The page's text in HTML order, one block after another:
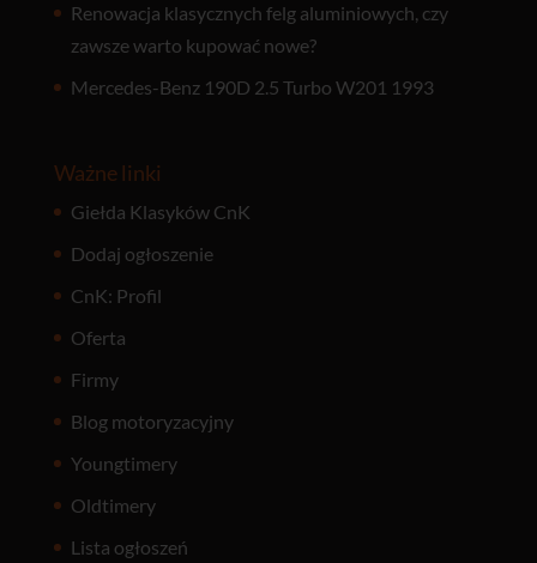
Renowacja klasycznych felg aluminiowych, czy
zawsze warto kupować nowe?
Mercedes-Benz 190D 2.5 Turbo W201 1993
Ważne linki
Giełda Klasyków CnK
Dodaj ogłoszenie
CnK: Profil
Oferta
Firmy
Blog motoryzacyjny
Youngtimery
Oldtimery
Lista ogłoszeń